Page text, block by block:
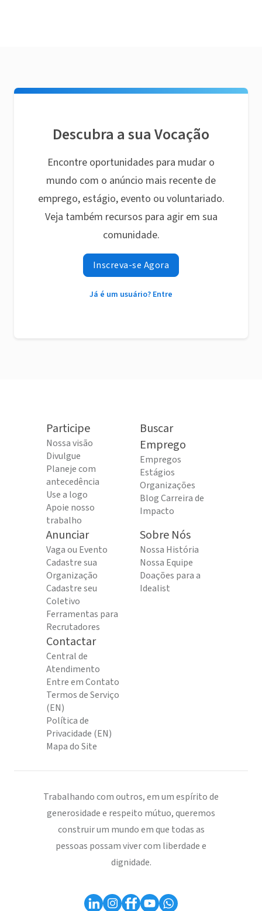
Descubra a sua Vocação
Encontre oportunidades para mudar o
mundo com o anúncio mais recente de
emprego, estágio, evento ou voluntariado.
Veja também recursos para agir em sua
comunidade.
Inscreva-se Agora
Já é um usuário? Entre
Participe
Nossa visão
Divulgue
Planeje com
antecedência
Use a logo
Apoie nosso
trabalho
Buscar
Emprego
Empregos
Estágios
Organizações
Blog Carreira de
Impacto
Anunciar
Vaga ou Evento
Cadastre sua
Organização
Cadastre seu
Coletivo
Ferramentas para
Recrutadores
Sobre Nós
Nossa História
Nossa Equipe
Doações para a
Idealist
Contactar
Central de
Atendimento
Entre em Contato
Termos de Serviço
(EN)
Política de
Privacidade (EN)
Mapa do Site
Trabalhando com outros, em um espírito de
generosidade e respeito mútuo, queremos
construir um mundo em que todas as
pessoas possam viver com liberdade e
dignidade.